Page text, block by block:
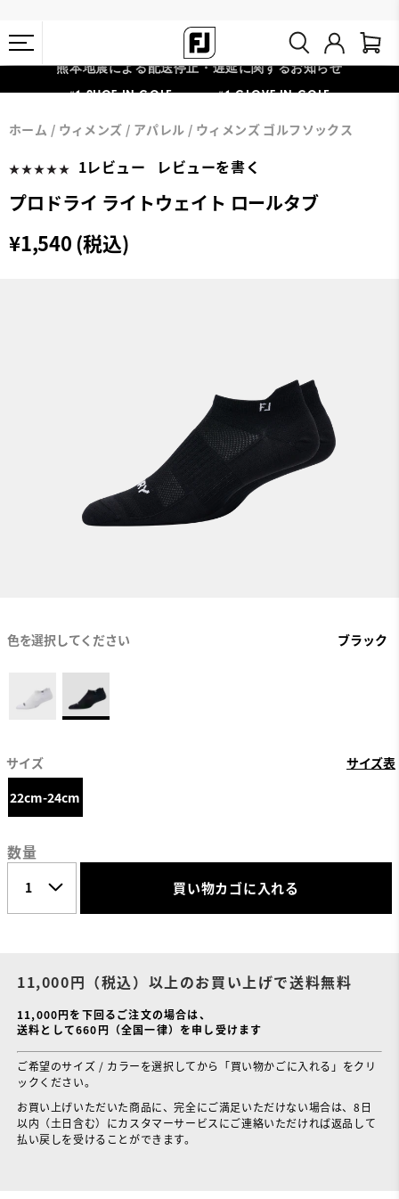
熊本地震による配送停止・遅延に関するお知らせ
11,000円
ホーム ウィメンズ アパレル ウィメンズ ゴルフソックス
1レビュー レビューを書く
プロドライ ライトウェイト ロールタブ
¥1,540 (税込)
色を選択してください ブラック
サイズ
サイズ表
22cm-24cm
数量
買い物カゴに入れる
11,000円（税込）以上のお買い上げで送料無料
11,000円を下回るご注文の場合は、
送料として660円（全国一律）を申し受けます
ご希望のサイズ / カラーを選択してから「買い物かごに入れる」をクリ
ックください。
お買い上げいただいた商品に、完全にご満足いただけない場合は、8日
以内（土日含む）にカスタマーサービスにご連絡いただければ返品して
払い戻しを受けることができます。